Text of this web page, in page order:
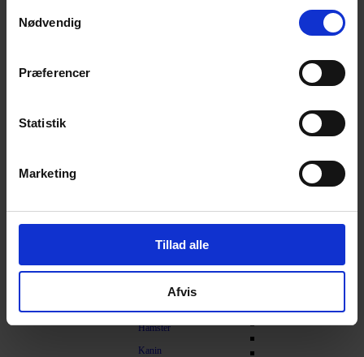
Nødvendig
Præferencer
Statistik
Marketing
Tillad alle
Afvis
Foderskovl
Diverse
Hamster
Kanin